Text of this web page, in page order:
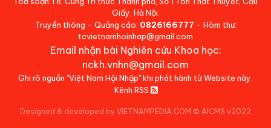
Giấy, Hà Nội.
Truyền thông - Quảng cáo: 0826166777 - Hòm thư:
tcvietnamhoinhap@gmail.com
Email nhận bài Nghiên cứu Khoa học:
nckh.vnhn@gmail.com
Ghi rõ nguồn "Việt Nam Hội Nhập" khi phát hành từ Website này.
Kênh RSS
Designed & developed by VIETNAMPEDIA.COM © AICMS v2022